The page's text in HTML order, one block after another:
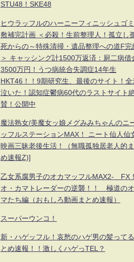
STU48！SKE48
ヒウラッフルのハーニーフィニッシュゴ
敷補完計画 ＜必殺！生前整理人！孤立し
死からの～特殊清掃・遺品整理への道F完
＞ キャッシング計1500万返済：厨二病借
3500万円！うつ病統合失調症14年生
HKT46！！9期研究生、最後のサイト！全
泣いた！認知症鬱病60代のラストサイト
賛！公開中
魔法熟女/美魔女ッ娘メグみみちゃんのニ
ッフルステーションMAX！ ニート仙人仙
映画三昧老後生活！（無職孤独居老人的
め速報Z)]
乙女系腐男子のオカマッフルMAX2- FX！
オ・カマトレーダーの逆襲！！ 極道の
マたち編（おもしろ動画まとめ速報）
スーパーウンコ！
新・ハゲッフル！哀愁のハゲ男の髪って
とめ速報！！激しくハゲっTEL？